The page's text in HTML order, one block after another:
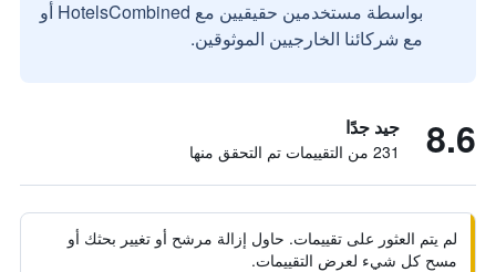
بواسطة مستخدمين حقيقيين مع HotelsCombined أو
مع شركائنا الخارجيين الموثوقين.
8.6 جيد جدًا
231 من التقييمات تم التحقق منها
لم يتم العثور على تقييمات. حاول إزالة مرشح أو تغيير بحثك أو
مسح كل شيء لعرض التقييمات.